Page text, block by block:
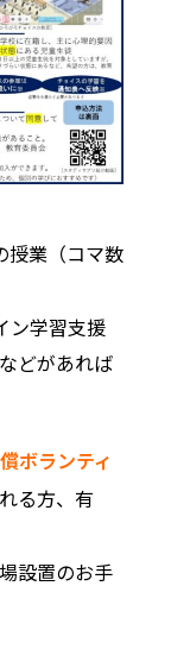
授業（コマ数
ン学習支援
どがあれば
ボランティ
る方、有
設置のお手